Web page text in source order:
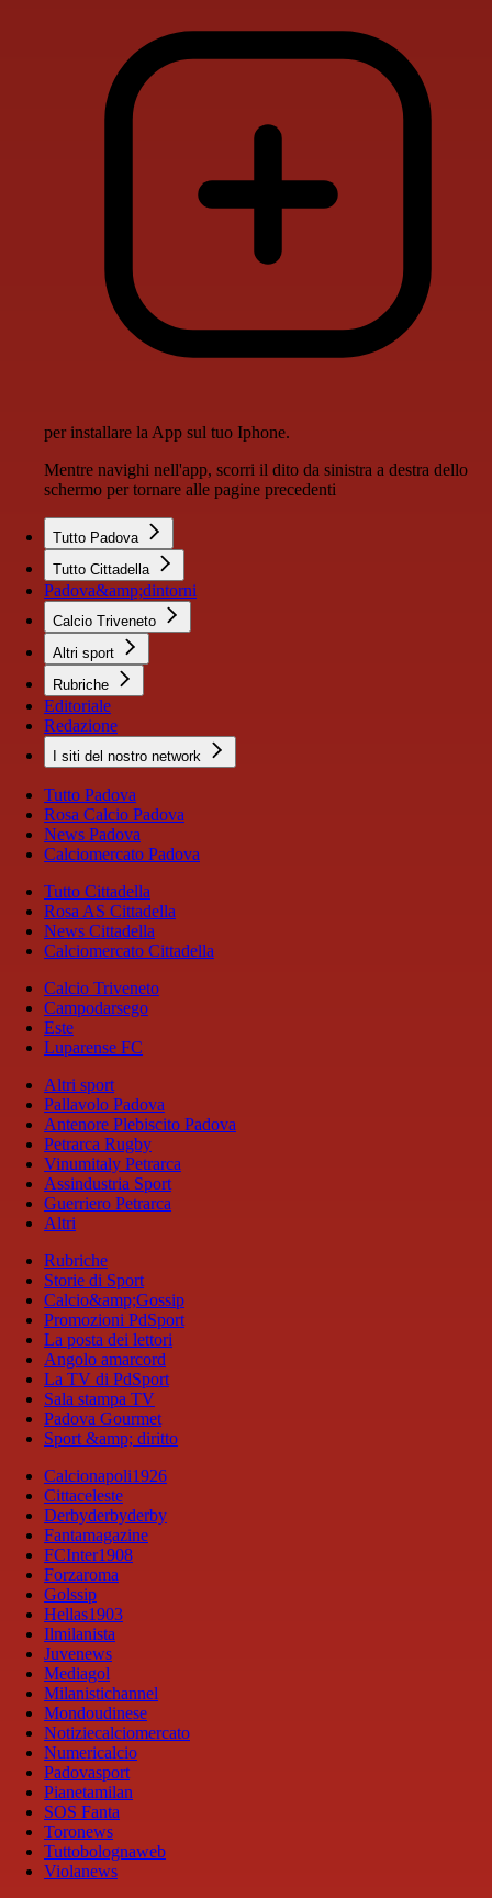
per installare la App sul tuo Iphone.
Mentre navighi nell'app, scorri il dito da sinistra a destra dello
schermo per tornare alle pagine precedenti
Tutto Padova
Tutto Cittadella
Padova&amp;dintorni
Calcio Triveneto
Altri sport
Rubriche
Editoriale
Redazione
I siti del nostro network
Tutto Padova
Rosa Calcio Padova
News Padova
Calciomercato Padova
Tutto Cittadella
Rosa AS Cittadella
News Cittadella
Calciomercato Cittadella
Calcio Triveneto
Campodarsego
Este
Luparense FC
Altri sport
Pallavolo Padova
Antenore Plebiscito Padova
Petrarca Rugby
Vinumitaly Petrarca
Assindustria Sport
Guerriero Petrarca
Altri
Rubriche
Storie di Sport
Calcio&amp;Gossip
Promozioni PdSport
La posta dei lettori
Angolo amarcord
La TV di PdSport
Sala stampa TV
Padova Gourmet
Sport &amp; diritto
Calcionapoli1926
Cittaceleste
Derbyderbyderby
Fantamagazine
FCInter1908
Forzaroma
Golssip
Hellas1903
Ilmilanista
Juvenews
Mediagol
Milanistichannel
Mondoudinese
Notiziecalciomercato
Numericalcio
Padovasport
Pianetamilan
SOS Fanta
Toronews
Tuttobolognaweb
Violanews